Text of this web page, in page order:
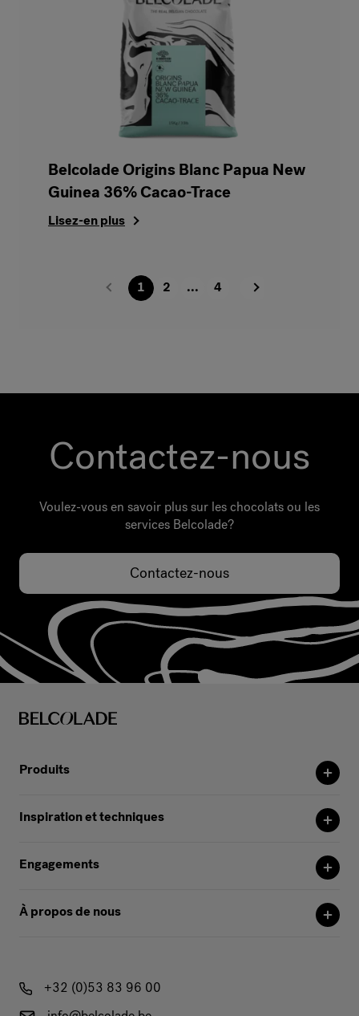
Belcolade Origins Blanc Papua New
Guinea 36% Cacao-Trace
Lisez-en plus
1 2 ... 4
Contactez-nous
Voulez-vous en savoir plus sur les chocolats ou les
services Belcolade?
Contactez-nous
Produits
Inspiration et techniques
Engagements
À propos de nous
+32 (0)53 83 96 00